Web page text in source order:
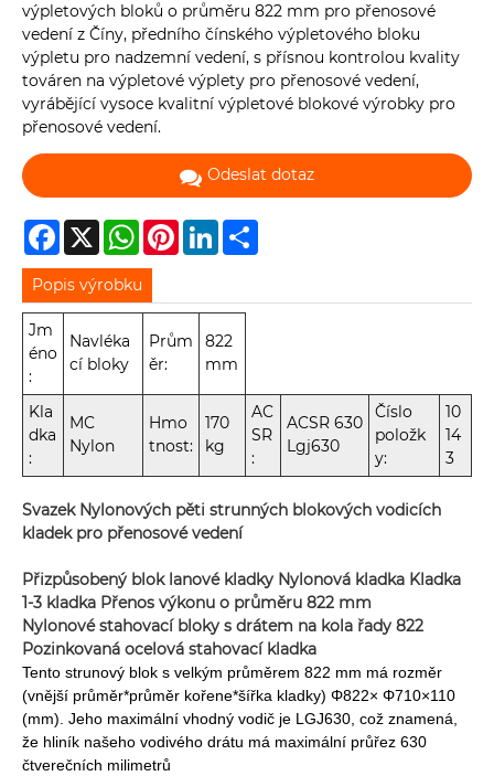
výpletových bloků o průměru 822 mm pro přenosové
vedení z Číny, předního čínského výpletového bloku
výpletu pro nadzemní vedení, s přísnou kontrolou kvality
továren na výpletové výplety pro přenosové vedení,
vyrábějící vysoce kvalitní výpletové blokové výrobky pro
přenosové vedení.
Odeslat dotaz
Facebook
X WhatsAppPinterestLinkedIn
Popis výrobku
Jm
éno
:
Navléka
cí bloky
Prům
ěr:
822
mm
Kla
dka
:
MC
Nylon
Hmo
tnost:
170
kg
AC
SR
:
ACSR 630
Lgj630
Číslo
položk
y:
10
14
3
Svazek Nylonových pěti strunných blokových vodicích
kladek pro přenosové vedení
Přizpůsobený blok lanové kladky Nylonová kladka Kladka
1-3 kladka Přenos výkonu o průměru 822 mm
Nylonové stahovací bloky s drátem na kola řady 822
Pozinkovaná ocelová stahovací kladka
Tento strunový blok s velkým průměrem 822 mm má rozměr
(vnější průměr*průměr kořene*šířka kladky) Φ822× Φ710×110
(mm). Jeho maximální vhodný vodič je LGJ630, což znamená,
že hliník našeho vodivého drátu má maximální průřez 630
čtverečních milimetrů